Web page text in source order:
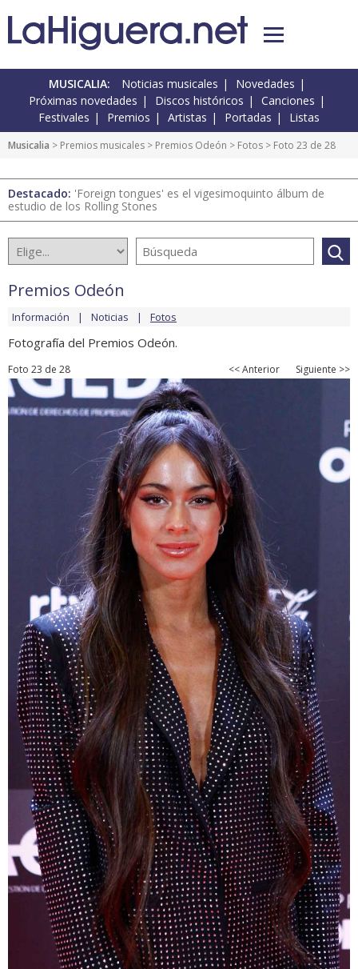
MUSICALIA: Noticias musicales
Novedades
Próximas novedades
Discos históricos
Canciones
Festivales
Premios Artistas Portadas Listas
Musicalia > Premios musicales > Premios Odeón > Fotos > Foto 23 de 28
Destacado: 'Foreign tongues' es el vigesimoquinto álbum de
estudio de los Rolling Stones
Premios Odeón
Información Noticias Fotos
Fotografía del Premios Odeón.
Foto 23 de 28 << Anterior Siguiente >>